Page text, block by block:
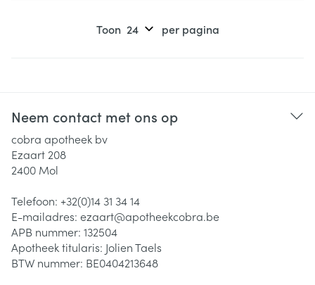
Toon per pagina
Neem contact met ons op
cobra apotheek bv
Ezaart 208
2400 Mol
Telefoon: +32(0)14 31 34 14
E-mailadres: ezaart@apotheekcobra.be
APB nummer: 132504
Apotheek titularis: Jolien Taels
BTW nummer: BE0404213648